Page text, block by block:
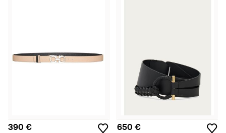
390 € 650 €